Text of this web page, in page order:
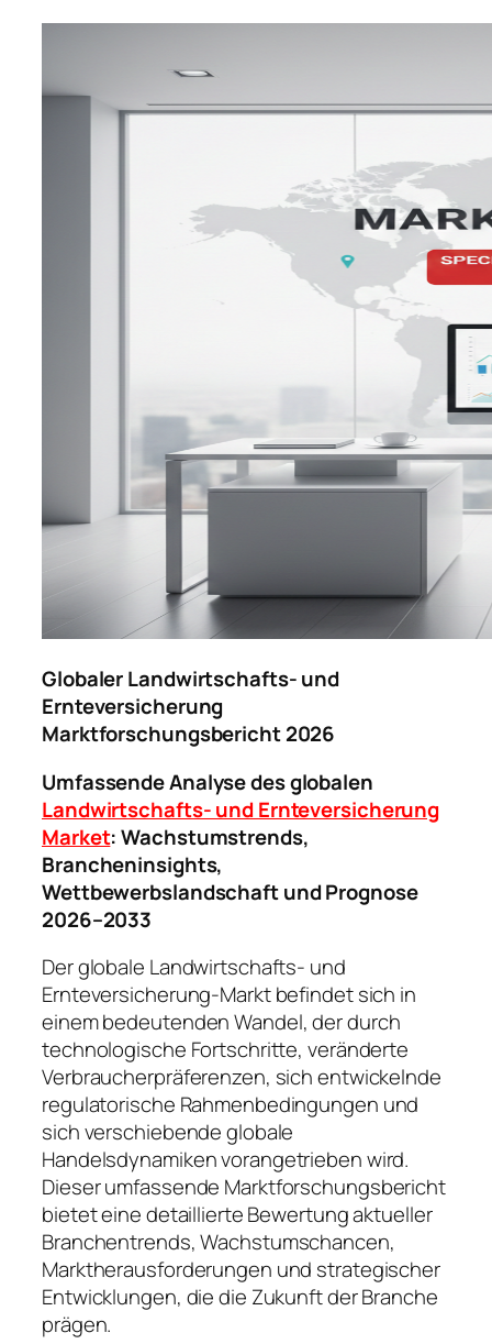
Globaler Landwirtschafts- und
Ernteversicherung
Marktforschungsbericht 2026
Umfassende Analyse des globalen
Landwirtschafts- und Ernteversicherung
Market: Wachstumstrends,
Brancheninsights,
Wettbewerbslandschaft und Prognose
2026–2033
Der globale Landwirtschafts- und
Ernteversicherung-Markt befindet sich in
einem bedeutenden Wandel, der durch
technologische Fortschritte, veränderte
Verbraucherpräferenzen, sich entwickelnde
regulatorische Rahmenbedingungen und
sich verschiebende globale
Handelsdynamiken vorangetrieben wird.
Dieser umfassende Marktforschungsbericht
bietet eine detaillierte Bewertung aktueller
Branchentrends, Wachstumschancen,
Marktherausforderungen und strategischer
Entwicklungen, die die Zukunft der Branche
prägen.